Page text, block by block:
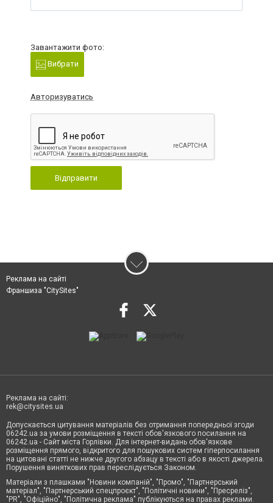
Завантажити фото:
Вибрати
Авторизуватись
Відправити
Реклама на сайті
Франшиза "CitySites"
Реклама на сайті:
rek@citysites.ua
Допускається цитування матеріалів без отримання попередньої згоди
06242.ua за умови розміщення в тексті обов'язкового посилання на
06242.ua - Сайт міста Горлівки. Для інтернет-видань обов'язкове
розміщення прямого, відкритого для пошукових систем гіперпосилання
на цитовані статті не нижче другого абзацу в тексті або в якості джерела.
Порушення виняткових прав переслідується Законом.
Матеріали з плашками "Новини компаній", "Промо", "Партнерський
матеріал", "Партнерський спецпроєкт", "Політичні новини", "Пресреліз",
"PR", "Офіційно", "Політична реклама" публікуються на правах реклами.